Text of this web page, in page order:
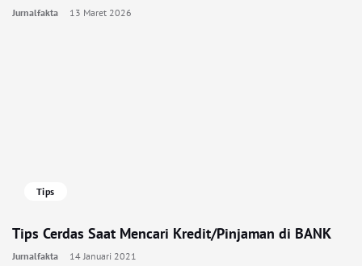
Jurnalfakta 13 Maret 2026
Tips
Tips Cerdas Saat Mencari Kredit/Pinjaman di BANK
Jurnalfakta 14 Januari 2021